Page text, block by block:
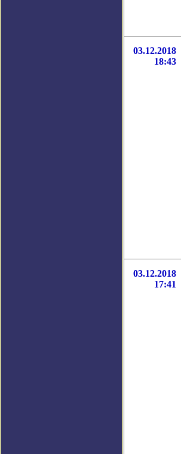
03.12.2018
18:43
03.12.2018
17:41